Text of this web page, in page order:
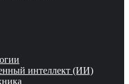
интеллект (ИИ)